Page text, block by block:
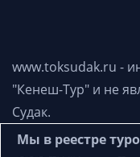
www.toksudak.ru -
"Кенеш-Тур" и не
Судак.
Мы в реестре